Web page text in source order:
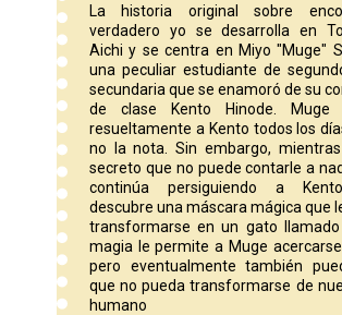
La historia original sobre
verdadero yo se desarrolla en
Aichi y se centra en Miyo "Muge"
una peculiar estudiante de
secundaria que se enamoró de su
de clase Kento Hinode. Muge
resueltamente a Kento todos los
no la nota. Sin embargo,
secreto que no puede contarle a
continúa persiguiendo a
descubre una máscara mágica que
transformarse en un gato llamado
magia le permite a Muge
pero eventualmente también
que no pueda transformarse de
humano